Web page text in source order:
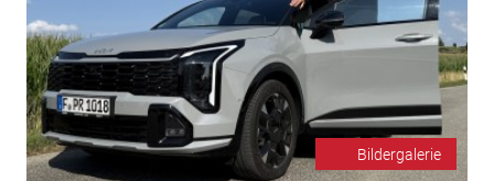
Bildergalerie